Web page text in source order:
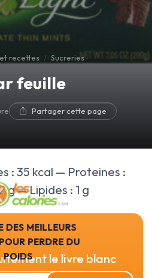
recettes Sucreries
feuille
Partager cette page
: 35 kcal — Proteines :
g — Lipides : 1 g
des meilleurs
perdre du
poids
le livre blanc